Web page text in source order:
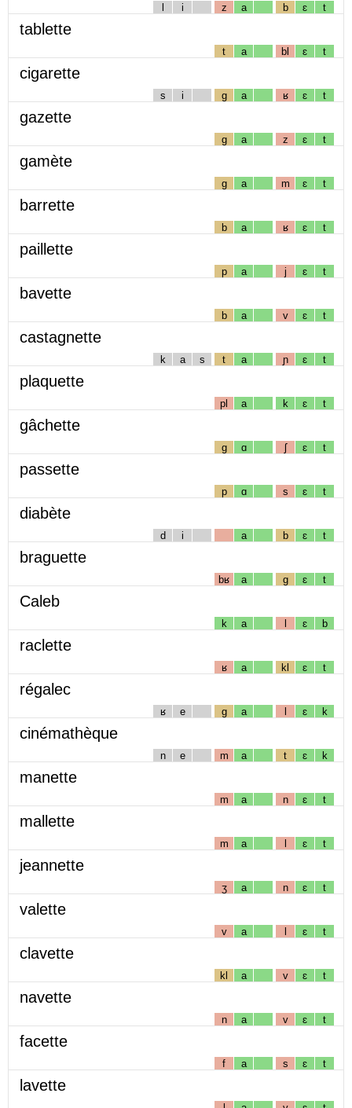
l i z a b ɛ t
tablette
t a bl ɛ t
cigarette
s i g a ʁ ɛ t
gazette
g a z ɛ t
gamète
g a m ɛ t
barrette
b a ʁ ɛ t
paillette
p a j ɛ t
bavette
b a v ɛ t
castagnette
k a s t a ɲ ɛ t
plaquette
pl a k ɛ t
gâchette
g ɑ ʃ ɛ t
passette
p ɑ s ɛ t
diabète
d i a b ɛ t
braguette
bʁ a g ɛ t
Caleb
k a l ɛ b
raclette
ʁ a kl ɛ t
régalec
ʁ e g a l ɛ k
cinémathèque
n e m a t ɛ k
manette
m a n ɛ t
mallette
m a l ɛ t
jeannette
ʒ a n ɛ t
valette
v a l ɛ t
clavette
kl a v ɛ t
navette
n a v ɛ t
facette
f a s ɛ t
lavette